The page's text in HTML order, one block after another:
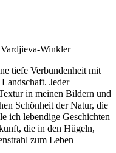
Winkler
tiefe Verbundenheit mit
Jeder
in meinen Bildern und
Schönheit der Natur, die
ich lebendige Geschichten
die in den Hügeln,
zum Leben